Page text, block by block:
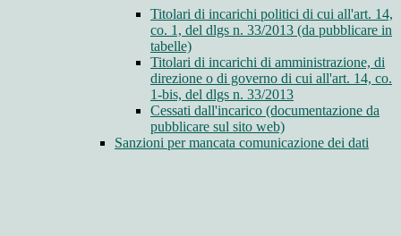
Titolari di incarichi politici di cui all'art. 14,
co. 1, del dlgs n. 33/2013 (da pubblicare in
tabelle)
Titolari di incarichi di amministrazione, di
direzione o di governo di cui all'art. 14, co.
1-bis, del dlgs n. 33/2013
Cessati dall'incarico (documentazione da
pubblicare sul sito web)
Sanzioni per mancata comunicazione dei dati